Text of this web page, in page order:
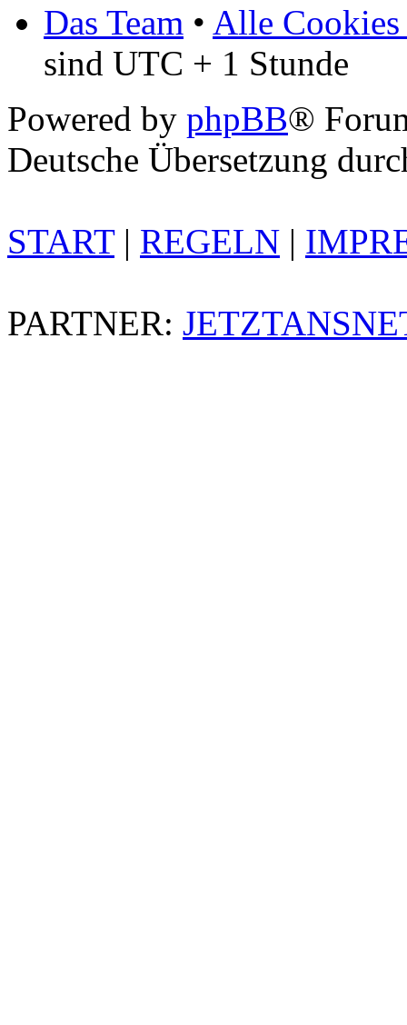
Das Team • Alle Cookies
sind UTC + 1 Stunde
Powered by phpBB®
Deutsche Übersetzung
START| REGELN |
PARTNER: